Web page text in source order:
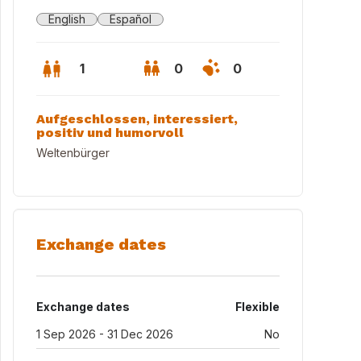
English Español
1 0 0
Aufgeschlossen, interessiert,
positiv und humorvoll
Weltenbürger
Exchange dates
Exchange dates
Flexible
1 Sep 2026 - 31 Dec 2026
No